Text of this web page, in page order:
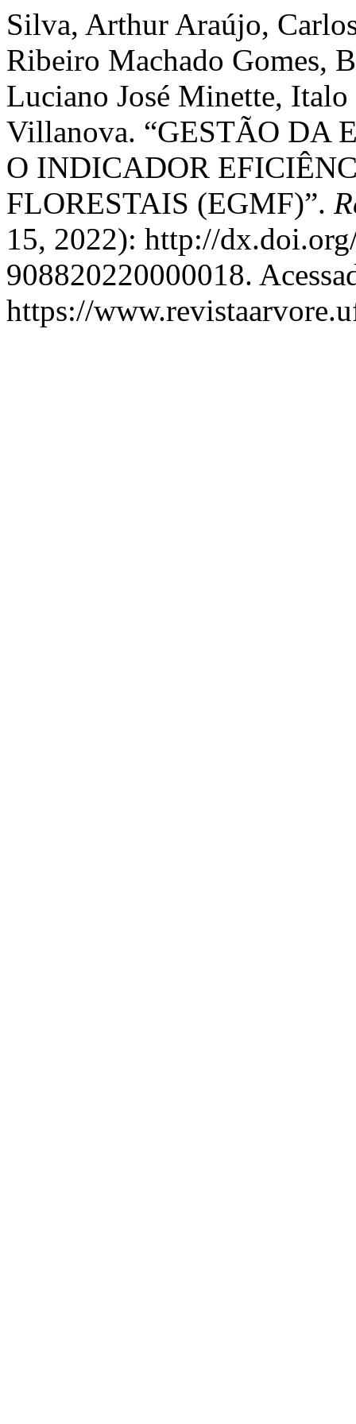
Silva, Arthur Araújo,
Ribeiro Machado Gomes,
Luciano José Minette,
Villanova. “GESTÃO DA
O INDICADOR
FLORESTAIS (EGMF)”.
15, 2022): http://
908820220000018.
https://